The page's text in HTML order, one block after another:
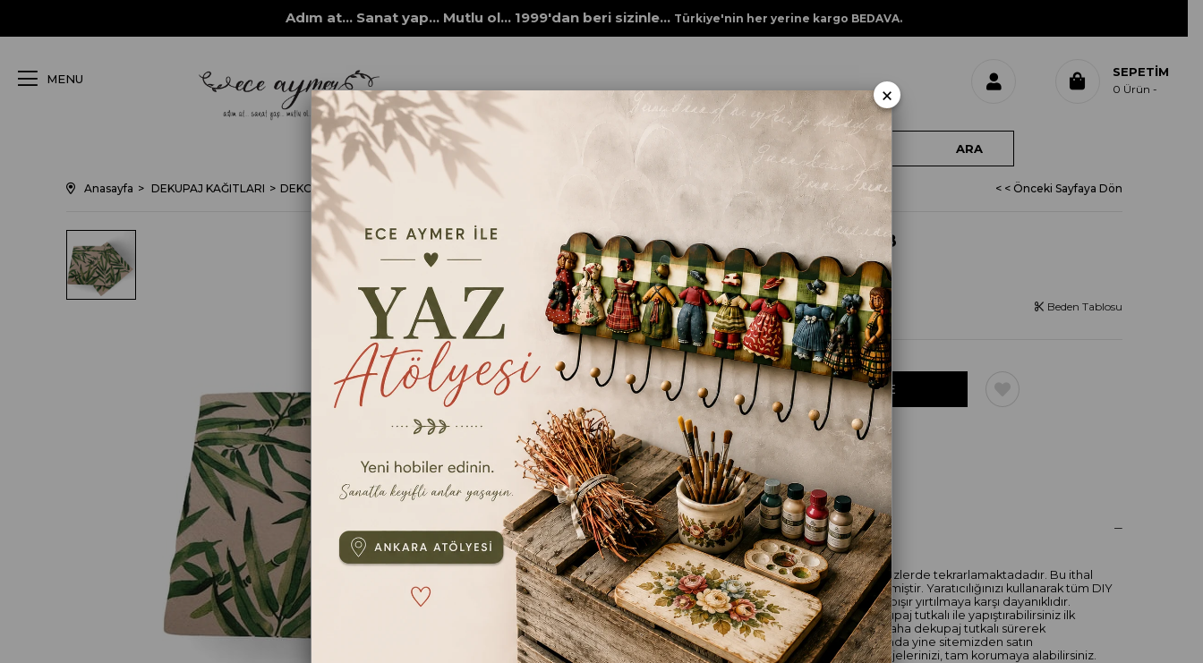
Adım at... Sanat yap... Mutlu ol... 1999'dan beri sizinle... Türkiye'nin her yerine kargo BEDAVA.
MENU SEPETIM
0 Ürün
Anasayfa DEKUPAJ KAĞITLARI DEKORATİF SERVİS PEÇETELERİ İTHAL YEŞİL BAMBU PEÇETE 0008 < < Önceki Sayfaya Dön
İTHAL YEŞİL BAMBU PEÇETE 0008
Adet fiyatıdır.
₺48,00 Beden Tablosu
TAVSIYE ET YORUM YAZ
ÜRÜN ÖZELLIKLERI
Boyutları 33cmX33cm
Bu peçetedeki görsel tüm peçetedeki diğer yüzlerde tekrarlamaktadadır. Bu ithal
peçetelerimiz en kaliteli baskı yöntemi ile üretilmiştir. Yaratıcılığınızı kullanarak tüm DIY
ve CRAFT işlerinizde kullanabilirsiniz. Kolayca yapışır yırtılmaya karşı dayanıklıdır.
Sitemizden satın alabileceğiniz rich magic dekupaj tutkalı ile yapıştırabilirsiniz ilk
yapıştırma iyice kuruduktan sonra en az iki kat daha dekupaj tutkalı sürerek
peçetelerinizi koruma altına alabilirsiniz sonrasında yine sitemizden satın
alabileceğiniz çeşitli verniklerle vernileyerek objelerinizi, tam korumaya alabilirsiniz.
×